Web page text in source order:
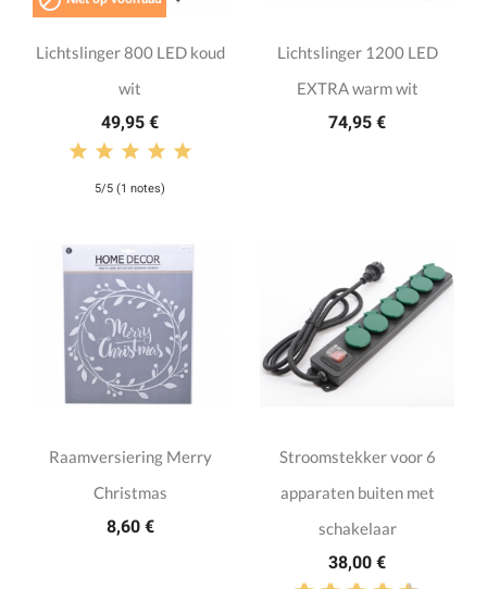
Lichtslinger 800 LED koud
wit
49,95 €
5/5 (1 notes)
Lichtslinger 1200 LED
EXTRA warm wit
74,95 €
Raamversiering Merry
Christmas
8,60 €
Stroomstekker voor 6
apparaten buiten met
schakelaar
38,00 €